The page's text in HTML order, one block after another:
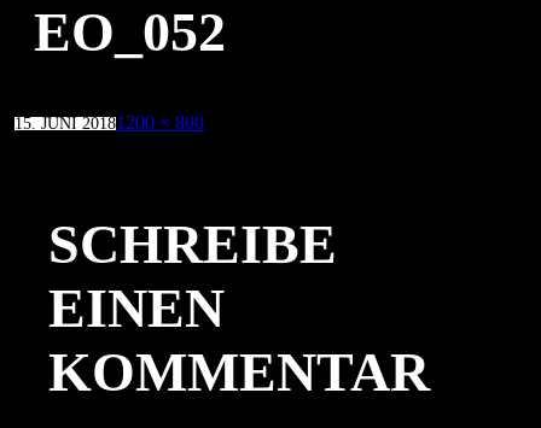
EO_052
Veröffentlicht
am
15. JUNI 2018Volle
1200 × 800
SCHREIBE
EINEN
KOMMENTAR